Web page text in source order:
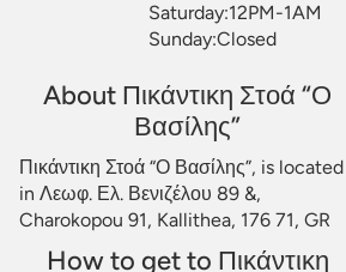
Saturday:12PM-1AM
Sunday:Closed
About Πικάντικη Στοά “Ο
Βασίλης”
Πικάντικη Στοά “Ο Βασίλης”, is located
in Λεωφ. Ελ. Βενιζέλου 89 &,
Charokopou 91, Kallithea, 176 71, GR
How to get to Πικάντικη